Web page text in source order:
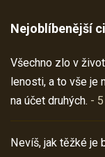
Nejoblíbenější
Všechno zlo v
lenosti, a to vše je
na účet druhých. -
Nevíš, jak těžké je